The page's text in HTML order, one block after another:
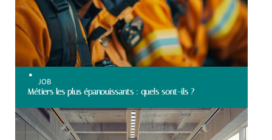
JOB
Métiers les plus épanouissants : quels sont-ils ?